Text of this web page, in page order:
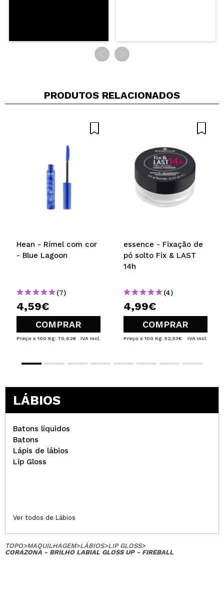
PRODUTOS RELACIONADOS
Hean - Rímel com cor
- Blue Lagoon
(7)
4,59€
COMPRAR
Preço x 100 Kg: 70,62€ IVA Incl.
essence - Fixação de
pó solto Fix & LAST
14h
(4)
4,99€
COMPRAR
Preço x 100 Kg: 52,53€ IVA Incl.
LÁBIOS
Batons líquidos
Batons
Lápis de lábios
Lip Gloss
Ver todos de Lábios
TOPO>MAQUILHAGEM>LÁBIOS>LIP GLOSS>
CORAZONA - BRILHO LABIAL GLOSS UP - FIREBALL